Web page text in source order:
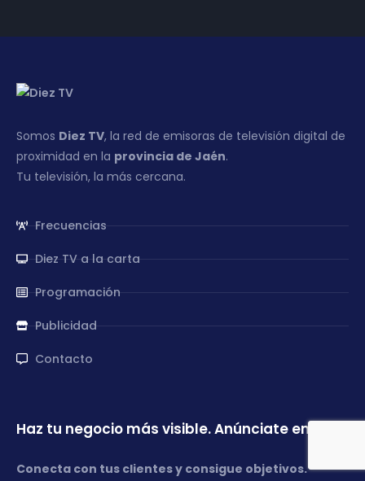
Somos Diez TV, la red de emisoras de televisión digital de
proximidad en la provincia de Jaén.
Tu televisión, la más cercana.
Frecuencias
Diez TV a la carta
Programación
Publicidad
Contacto
Haz tu negocio más visible. Anúnciate en TV
Conecta con tus clientes y consigue objetivos.